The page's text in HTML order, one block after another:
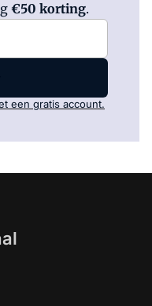
€50 korting.
een gratis account.